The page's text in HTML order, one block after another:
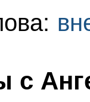
с